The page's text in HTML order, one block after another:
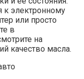
к электронному
или просто
в
на
качество масла.